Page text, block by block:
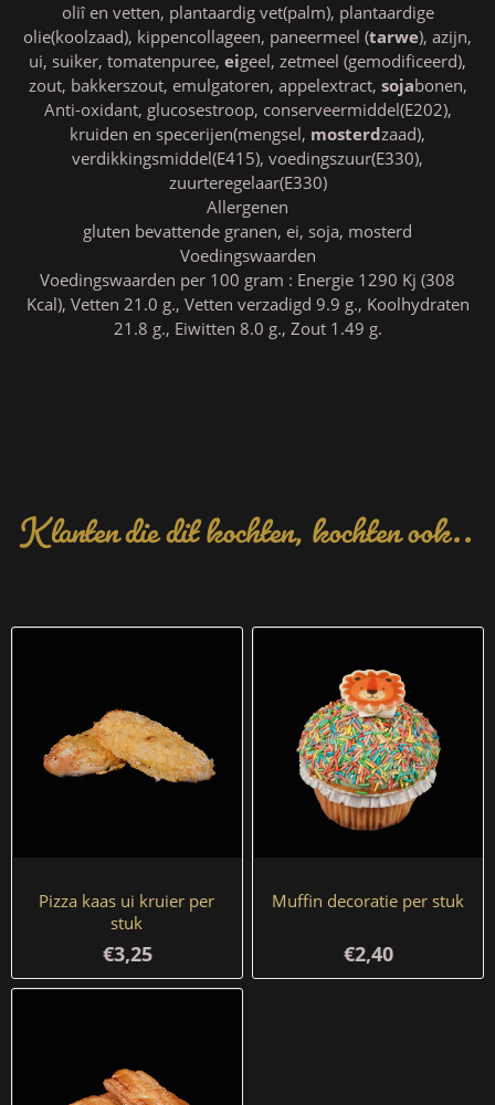
oliî en vetten, plantaardig vet(palm), plantaardige
olie(koolzaad), kippencollageen, paneermeel (tarwe), azijn,
ui, suiker, tomatenpuree, eigeel, zetmeel (gemodificeerd),
zout, bakkerszout, emulgatoren, appelextract, sojabonen,
Anti-oxidant, glucosestroop, conserveermiddel(E202),
kruiden en specerijen(mengsel, mosterdzaad),
verdikkingsmiddel(E415), voedingszuur(E330),
zuurteregelaar(E330)
Allergenen
gluten bevattende granen, ei, soja, mosterd
Voedingswaarden
Voedingswaarden per 100 gram : Energie 1290 Kj (308
Kcal), Vetten 21.0 g., Vetten verzadigd 9.9 g., Koolhydraten
21.8 g., Eiwitten 8.0 g., Zout 1.49 g.
Klanten die dit kochten, kochten ook..
Pizza kaas ui kruier per
stuk
€3,25
Muffin decoratie per stuk
€2,40